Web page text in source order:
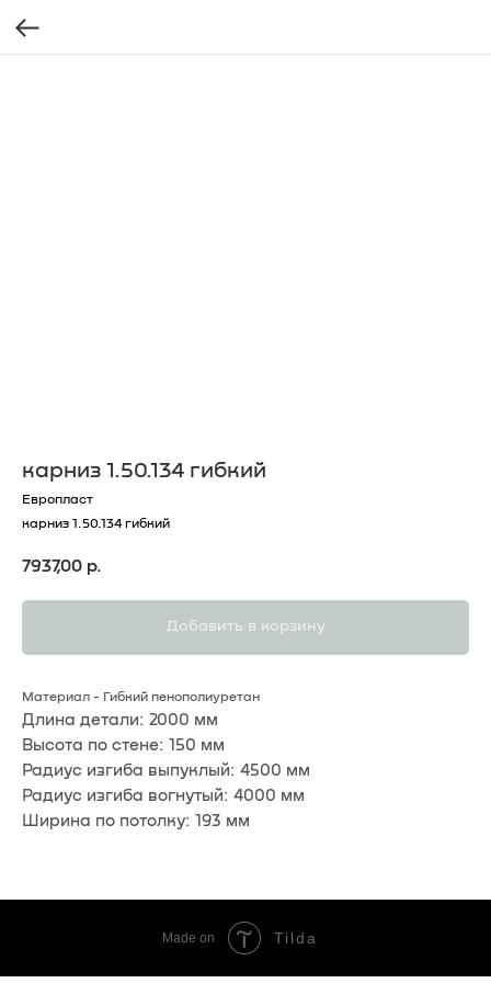
карниз 1.50.134 гибкий
Европласт
карниз 1.50.134 гибкий
7937,00 р.
Добавить в корзину
Материал - Гибкий пенополиуретан
Длина детали: 2000 мм
Высота по стене: 150 мм
Радиус изгиба выпуклый: 4500 мм
Радиус изгиба вогнутый: 4000 мм
Ширина по потолку: 193 мм
Made on Tilda